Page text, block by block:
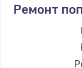
Ремонт